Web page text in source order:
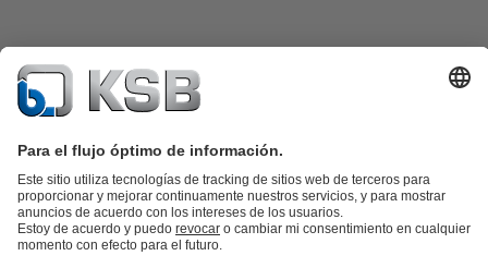
Catálogo de productosRepuestos KSB